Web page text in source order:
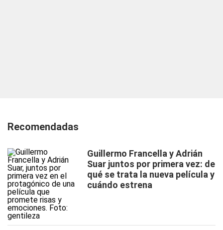
Recomendadas
Guillermo Francella y Adrián
Suar juntos por primera vez: de
qué se trata la nueva película y
cuándo estrena